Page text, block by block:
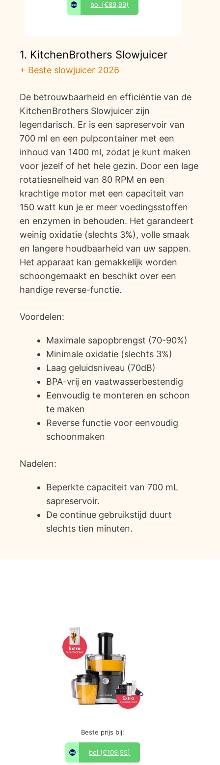
bol (€89,99)
1. KitchenBrothers Slowjuicer
+ Beste slowjuicer 2026
De betrouwbaarheid en efficiëntie van de
KitchenBrothers Slowjuicer zijn
legendarisch. Er is een sapreservoir van
700 ml en een pulpcontainer met een
inhoud van 1400 ml, zodat je kunt maken
voor jezelf of het hele gezin. Door een lage
rotatiesnelheid van 80 RPM en een
krachtige motor met een capaciteit van
150 watt kun je er meer voedingsstoffen
en enzymen in behouden. Het garandeert
weinig oxidatie (slechts 3%), volle smaak
en langere houdbaarheid van uw sappen.
Het apparaat kan gemakkelijk worden
schoongemaakt en beschikt over een
handige reverse-functie.
Voordelen:
Maximale sapopbrengst (70-90%)
Minimale oxidatie (slechts 3%)
Laag geluidsniveau (70dB)
BPA-vrij en vaatwasserbestendig
Eenvoudig te monteren en schoon
te maken
Reverse functie voor eenvoudig
schoonmaken
Nadelen:
Beperkte capaciteit van 700 mL
sapreservoir.
De continue gebruikstijd duurt
slechts tien minuten.
Beste prijs bij:
bol (€109,95)